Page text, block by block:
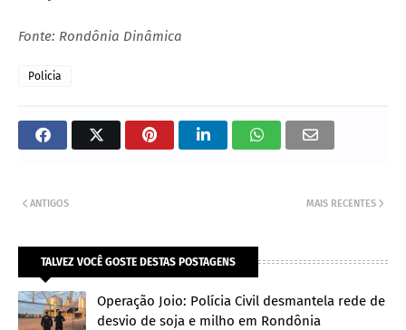
Fonte: Rondônia Dinâmica
Policia
MAIS RECENTES
ANTIGOS
TALVEZ VOCÊ GOSTE DESTAS POSTAGENS
Operação Joio: Polícia Civil desmantela rede de
desvio de soja e milho em Rondônia